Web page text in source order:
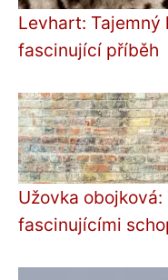
Levhart: Tajemný
fascinující příběh
Užovka
fascinujícími